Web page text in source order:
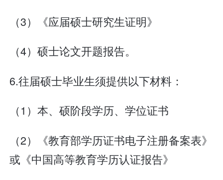
（3）《应届硕士研究生证明》
（4）硕士论文开题报告。
6.往届硕士毕业生须提供以下材料：
（1）本、硕阶段学历、学位证书
（2）《教育部学历证书电子注册备案表》
或《中国高等教育学历认证报告》